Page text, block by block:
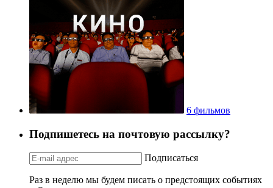
6 фильмов
Подпишетесь на почтовую рассылку?
Подписаться
Раз в неделю мы будем писать о предстоящих событиях